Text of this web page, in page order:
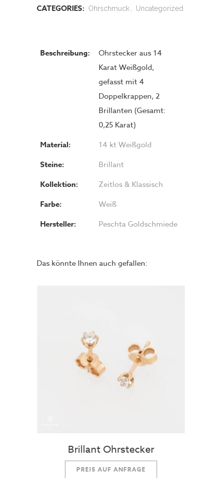
CATEGORIES: Ohrschmuck Uncategorized
Beschreibung:
Ohrstecker aus 14
Karat Weißgold,
gefasst mit 4
Doppelkrappen, 2
Brillanten (Gesamt:
0,25 Karat)
Material: 14 kt Weißgold
Steine: Brillant
Kollektion: Zeitlos & Klassisch
Farbe: Weiß
Hersteller: Peschta Goldschmiede
Das könnte Ihnen auch gefallen:
Brillant Ohrstecker
PREIS AUF ANFRAGE